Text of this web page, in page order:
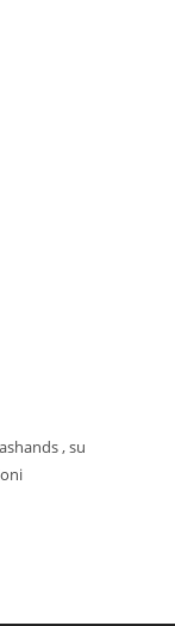
, su